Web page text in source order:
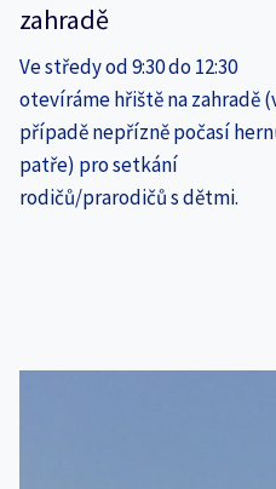
zahradě
Ve středy od 9:30 do 12:30
otevíráme hřiště na zahradě
případě nepřízně počasí
patře) pro setkání
rodičů/prarodičů s dětmi.